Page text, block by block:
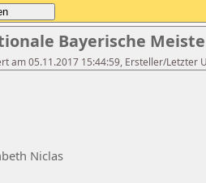
Bayerische
am 05.11.2017 15:44:59, Ersteller/Letzter
Niclas